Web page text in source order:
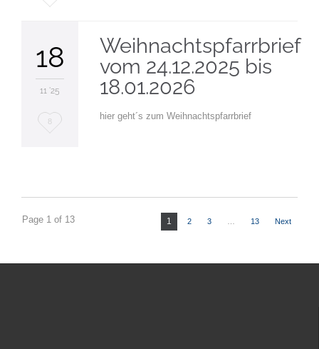
18
11 '25
Love
8
Weihnachtspfarrbrief
vom 24.12.2025 bis
18.01.2026
hier geht´s zum Weihnachtspfarrbrief
Page 1 of 13 1 2 3 13 Next